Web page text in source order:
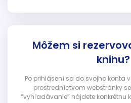
Môžem si
knihu?
Po prihlásení sa do svojho konta
prostredníctvom webstránky
“vyhľadávanie” nájdete konkrétnu